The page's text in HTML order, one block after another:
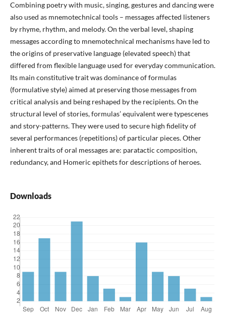
Combining poetry with music, singing, gestures and dancing were
also used as mnemotechnical tools – messages affected listeners
by rhyme, rhythm, and melody. On the verbal level, shaping
messages according to mnemotechnical mechanisms have led to
the origins of preservative language (elevated speech) that
differed from flexible language used for everyday communication.
Its main constitutive trait was dominance of formulas
(formulative style) aimed at preserving those messages from
critical analysis and being reshaped by the recipients. On the
structural level of stories, formulas’ equivalent were typescenes
and story-patterns. They were used to secure high fidelity of
several performances (repetitions) of particular pieces. Other
inherent traits of oral messages are: paratactic composition,
redundancy, and Homeric epithets for descriptions of heroes.
Downloads